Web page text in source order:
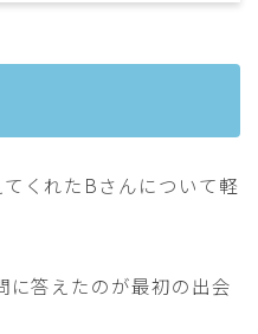
くれたBさんについて軽
に答えたのが最初の出会